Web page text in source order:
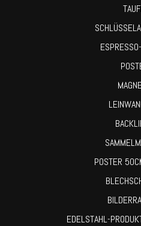
POSTER
EDELSTAHL-